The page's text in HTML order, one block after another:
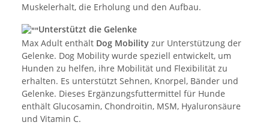
Muskelerhalt, die Erholung und den Aufbau.
Unterstützt die Gelenke
Max Adult enthält Dog Mobility zur Unterstützung der
Gelenke. Dog Mobility wurde speziell entwickelt, um
Hunden zu helfen, ihre Mobilität und Flexibilität zu
erhalten. Es unterstützt Sehnen, Knorpel, Bänder und
Gelenke. Dieses Ergänzungsfuttermittel für Hunde
enthält Glucosamin, Chondroitin, MSM, Hyaluronsäure
und Vitamin C.